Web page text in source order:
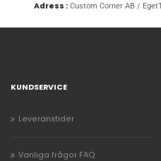
Adress : Custom Corner AB /
KUNDSERVICE
Leveranstider
Vanliga frågor FAQ